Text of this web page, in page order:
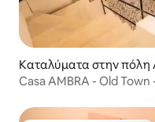
Καταλύματα στην πόλη
Casa AMBRA - Old Town